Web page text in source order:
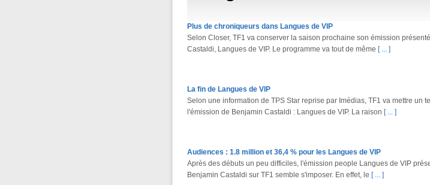
Plus de chroniqueurs dans Langues de VIP
Selon Closer, TF1 va conserver la saison prochaine son émission
Castaldi, Langues de VIP. Le programme va tout de même [ ... ]
La fin de Langues de VIP
Selon une information de TPS Star reprise par Imédias, TF1 va mettre un
l'émission de Benjamin Castaldi : Langues de VIP. La raison [ ... ]
Audiences : 1.8 million et 36,4 % pour les Langues de VIP
Après des débuts un peu difficiles, l'émission people Langues de VIP
Benjamin Castaldi sur TF1 semble s'imposer. En effet, le [ ... ]